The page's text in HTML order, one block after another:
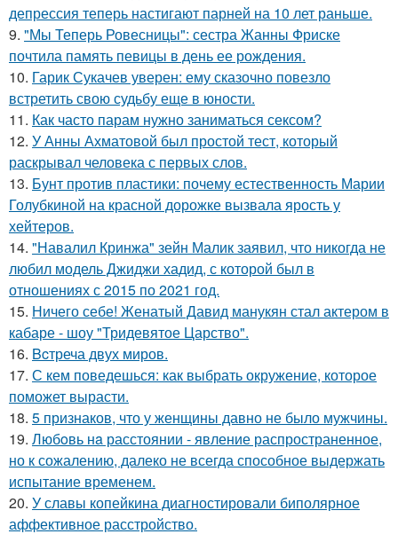
депрессия теперь настигают парней на 10 лет раньше.
9. "Мы Теперь Ровесницы": сестра Жанны Фриске
почтила память певицы в день ее рождения.
10. Гарик Сукачев уверен: ему сказочно повезло
встретить свою судьбу еще в юности.
11. Как часто парам нужно заниматься сексом?
12. У Анны Ахматовой был простой тест, который
раскрывал человека с первых слов.
13. Бунт против пластики: почему естественность Марии
Голубкиной на красной дорожке вызвала ярость у
хейтеров.
14. "Навалил Кринжа" зейн Малик заявил, что никогда не
любил модель Джиджи хадид, с которой был в
отношениях с 2015 по 2021 год.
15. Ничего себе! Женатый Давид манукян стал актером в
кабаре - шоу "Тридевятое Царство".
16. Bcтреча двух миров.
17. С кем поведешься: как выбрать окружение, которое
поможет вырасти.
18. 5 признаков, что у женщины давно не было мужчины.
19. Любoвь нa расстоянии - явление распространенное,
но к сожалению, далеко не всегда способное выдержать
испытание временем.
20. У славы копейкина диагностировали биполярное
аффективное расстройство.